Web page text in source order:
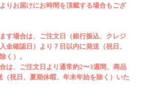
より７日以内に発送（祝
末年始を除く）です。オー
が無い商品につきまして
週間、商品作成後の3日以内
期休暇、年末年始を除く）
ぞご理解のほどよろしくお
。
りお届けにお時間を頂戴する場合もござ
す場合は、ご注文日（銀行振込、クレジ
金確認日）より７日以内に発送（祝日、
く）。
は、ご注文日より通常約2〜3週間、商品
（祝日、夏期休暇、年末年始を除く）いた